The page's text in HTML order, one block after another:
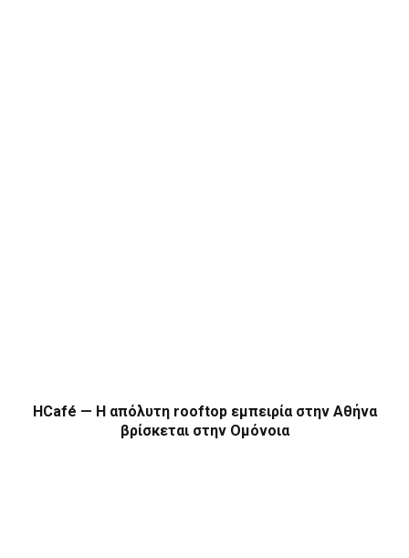
HCafé — Η απόλυτη rooftop εμπειρία στην Αθήνα
βρίσκεται στην Ομόνοια